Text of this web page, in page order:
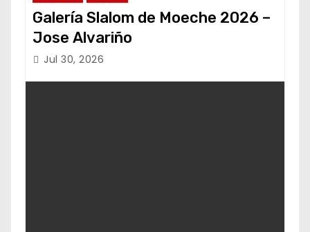
Galería Slalom de Moeche 2026 –
Jose Alvariño
Jul 30, 2026